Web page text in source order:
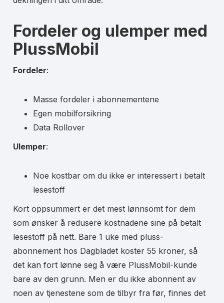
Fordeler og ulemper med
PlussMobil
Fordeler:
Masse fordeler i abonnementene
Egen mobilforsikring
Data Rollover
Ulemper:
Noe kostbar om du ikke er interessert i betalt
lesestoff
Kort oppsummert er det mest lønnsomt for dem
som ønsker å redusere kostnadene sine på betalt
lesestoff på nett. Bare 1 uke med pluss-
abonnement hos Dagbladet koster 55 kroner, så
det kan fort lønne seg å være PlussMobil-kunde
bare av den grunn. Men er du ikke abonnent av
noen av tjenestene som de tilbyr fra før, finnes det